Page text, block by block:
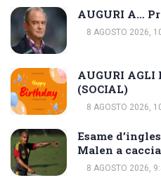
AUGURI A…
8 AGOSTO 2026,
AUGURI
(SOCIAL)
8 AGOSTO 2026,
Esame
Malen a
8 AGOSTO 2026,